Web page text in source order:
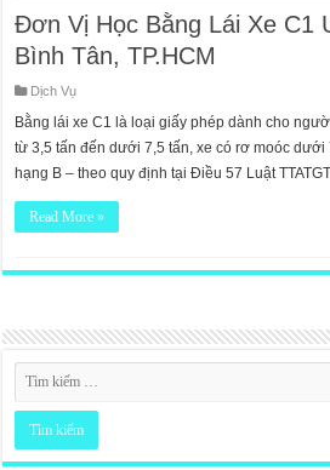
Đơn Vị Học Bằng Lái Xe C1
Bình Tân, TP.HCM
Dịch Vụ
Bằng lái xe C1 là loại giấy phép dành cho
từ 3,5 tấn đến dưới 7,5 tấn, xe có rơ moóc dưới
hạng B – theo quy định tại Điều 57 Luật
Read More »